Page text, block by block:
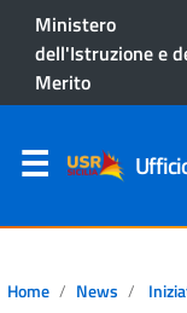
Ministero
dell'Istruzione e
Merito
Home News